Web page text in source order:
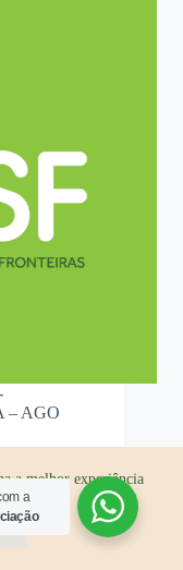
a melhor experiência
– AGO
a